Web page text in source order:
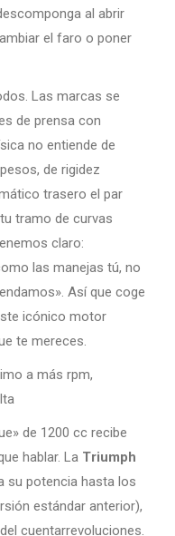
al abrir
el faro o poner
Las marcas se
de prensa con
no entiende de
de rigidez
trasero el par
tramo de curvas
claro:
las manejas tú, no
Así que coge
icónico motor
te mereces.
a más rpm,
de 1200 cc recibe
hablar. La Triumph
su potencia hasta los
estándar anterior),
cuentarrevoluciones.